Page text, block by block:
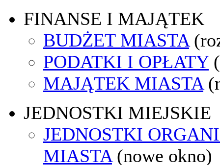
FINANSE I MAJĄTEK
BUDŻET MIASTA
PODATKI I OPŁATY
MAJĄTEK MIASTA
JEDNOSTKI MIEJSKIE
JEDNOSTKI
MIASTA (nowe okno)